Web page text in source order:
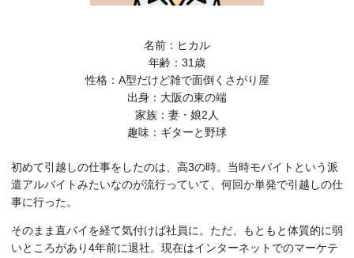
名前：ヒカル
年齢：31歳
性格：A型だけど雑で面倒くさがり屋
出身：大阪の東の端
家族：妻・娘2人
趣味：ギターと野球
初めて引越しの仕事をしたのは、高3の時。当時モバイトという派
遣アルバイトみたいなのが流行っていて、何回か単発で引越しの仕
事に行った。
そのまま直バイを経て気付けば社員に。ただ、もともと体質的に弱
いところがあり4年前に退社。現在はインターネットでのマーケテ